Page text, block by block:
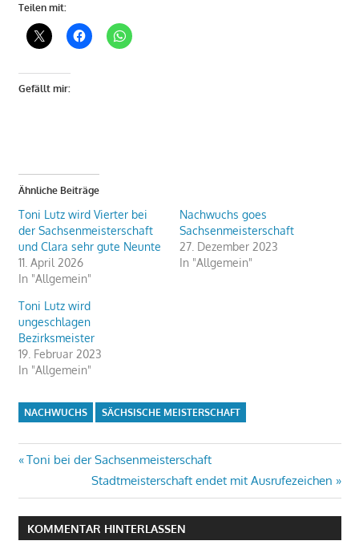
Teilen mit:
Gefällt mir:
Ähnliche Beiträge
Toni Lutz wird Vierter bei
der Sachsenmeisterschaft
und Clara sehr gute Neunte
11. April 2026
In "Allgemein"
Nachwuchs goes
Sachsenmeisterschaft
27. Dezember 2023
In "Allgemein"
Toni Lutz wird
ungeschlagen
Bezirksmeister
19. Februar 2023
In "Allgemein"
NACHWUCHS SÄCHSISCHE MEISTERSCHAFT
Beitragsnavigation
Vorheriger
Toni bei der Sachsenmeisterschaft
Nächster
Beitrag:
Stadtmeisterschaft endet mit Ausrufezeichen
KOMMENTAR HINTERLASSEN